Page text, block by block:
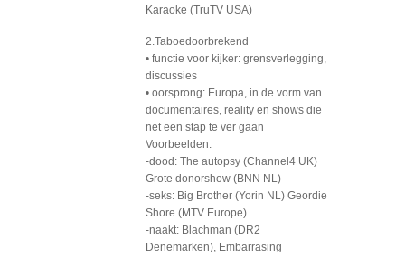
Karaoke (TruTV USA)
2.Taboedoorbrekend
• functie voor kijker: grensverlegging,
discussies
• oorsprong: Europa, in de vorm van
documentaires, reality en shows die
net een stap te ver gaan
Voorbeelden:
-dood: The autopsy (Channel4 UK)
Grote donorshow (BNN NL)
-seks: Big Brother (Yorin NL) Geordie
Shore (MTV Europe)
-naakt: Blachman (DR2
Denemarken), Embarrasing